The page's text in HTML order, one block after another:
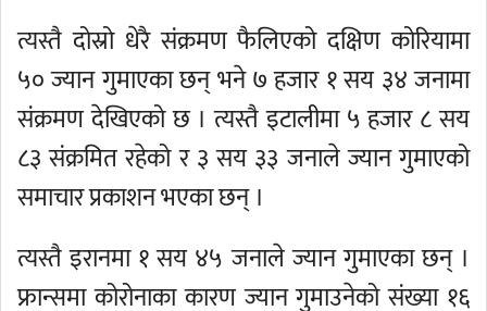
त्यस्तै दोस्रो धेरै संक्रमण फैलिएको दक्षिण कोरियामा
५० ज्यान गुमाएका छन् भने ७ हजार १ सय ३४ जनामा
संक्रमण देखिएको छ । त्यस्तै इटालीमा ५ हजार ८ सय
८३ संक्रमित रहेको र ३ सय ३३ जनाले ज्यान गुमाएको
समाचार प्रकाशन भएका छन् ।
त्यस्तै इरानमा १ सय ४५ जनाले ज्यान गुमाएका छन् ।
फ्रान्समा कोरोनाका कारण ज्यान गुमाउनेको संख्या १६